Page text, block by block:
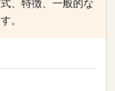
。